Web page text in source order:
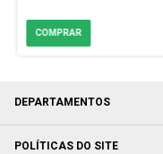
DEPARTAMENTOS
POLÍTICAS DO SITE